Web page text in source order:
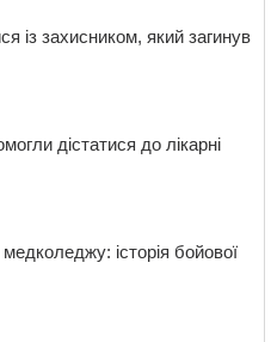
із захисником, який загинув
дістатися до лікарні
історія бойової